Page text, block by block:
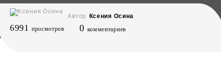
Автор Ксения Осина
6991 просмотров 0 комментариев